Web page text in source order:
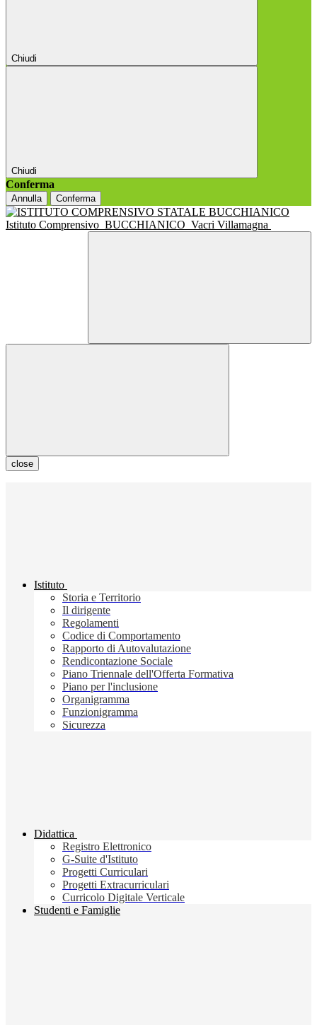
Chiudi
Chiudi
Conferma
Annulla Conferma
Istituto Comprensivo BUCCHIANICO Vacri Villamagna
close
Istituto
Storia e Territorio
Il dirigente
Regolamenti
Codice di Comportamento
Rapporto di Autovalutazione
Rendicontazione Sociale
Piano Triennale dell'Offerta Formativa
Piano per l'inclusione
Organigramma
Funzionigramma
Sicurezza
Didattica
Registro Elettronico
G-Suite d'Istituto
Progetti Curriculari
Progetti Extracurriculari
Curricolo Digitale Verticale
Studenti e Famiglie